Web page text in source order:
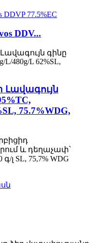
DDV...
75.7%WDG,
և դեղաչափ՝
գ/լ SL, 75,7% WDG